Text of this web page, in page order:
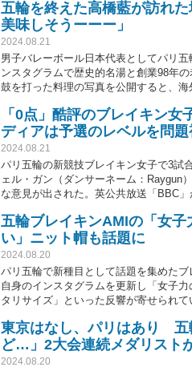
五輪を終えた高橋藍が訪れ
美味しそうーーー」
2024.08.21
男子バレーボール日本代表としてパリ
ンスタグラムで歴史的名湯と創業98年
鼓を打った料理の写真を公開すると、
「0点」酷評のブレイキン
ディアは予選のレベルを問題
2024.08.21
パリ五輪の新競技ブレイキン女子で3試
ェル・ガン（ダンサーネーム：Raygun
な意見が出された。英公共放送「BBC
五輪ブレイキンAMIの「女
い」ニット帽も話題に
2024.08.20
パリ五輪で新種目として話題を集めた
自身のインスタグラムを更新し「女子
タリサイズ」といった反響が寄せられて
東京はなし、パリはあり 五
ど…」2大会連続メダリスト
2024.08.20